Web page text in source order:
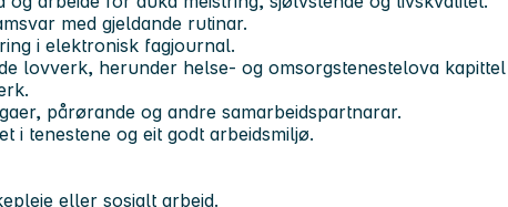
med gjeldande rutinar.
i elektronisk fagjournal.
lovverk, herunder helse- og omsorgstenestelova kapittel
pårørande og andre samarbeidspartnarar.
i tenestene og eit godt arbeidsmiljø.
eller sosialt arbeid.